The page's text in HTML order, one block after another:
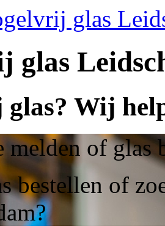
glas
glas
Wij
melden of glas
bestellen of